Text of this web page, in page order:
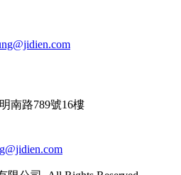
南路789號16樓